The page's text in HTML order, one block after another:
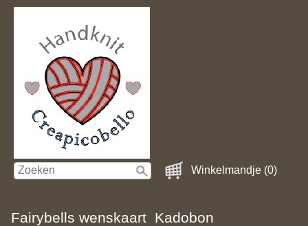
Winkelmandje (0)
Fairybells wenskaart Kadobon